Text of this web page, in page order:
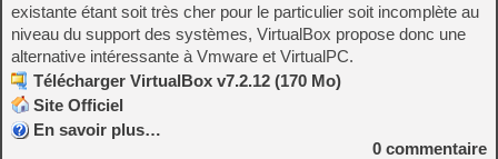
existante étant soit très cher pour le particulier soit incomplète au
niveau du support des systèmes, VirtualBox propose donc une
alternative intéressante à Vmware et VirtualPC.
Télécharger VirtualBox v7.2.12 (170 Mo)
Site Officiel
En savoir plus…
0 commentaire